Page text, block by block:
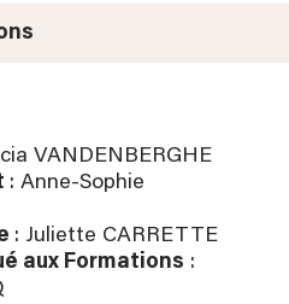
VANDENBERGHE
: Anne-Sophie
: Juliette CARRETTE
aux Formations :